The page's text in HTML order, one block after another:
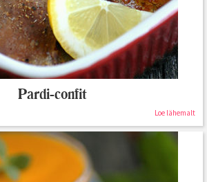
Pardi-confit
Loe lähemalt